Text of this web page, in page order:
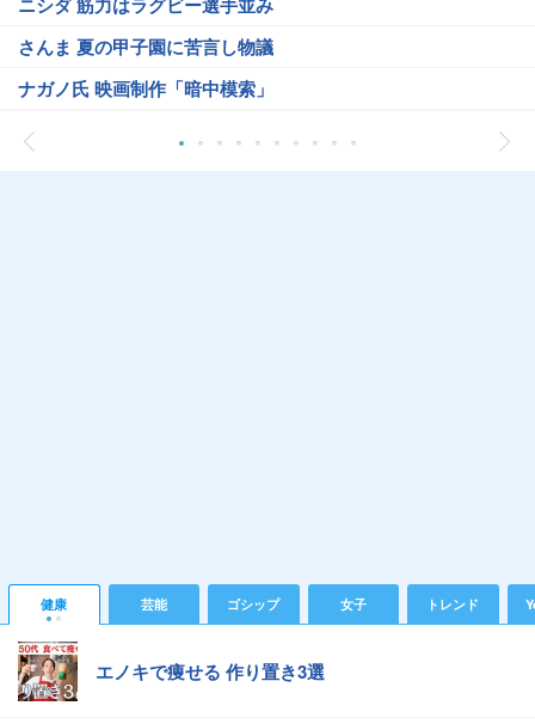
さんま 夏の甲子園に苦言し物議
ナガノ氏 映画制作「暗中模索」
健康 芸能 ゴシップ 女子 トレンド
エノキで痩せる 作り置き3選